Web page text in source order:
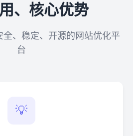
、核心优势
全、稳定、开源的网站优化平
台
💡